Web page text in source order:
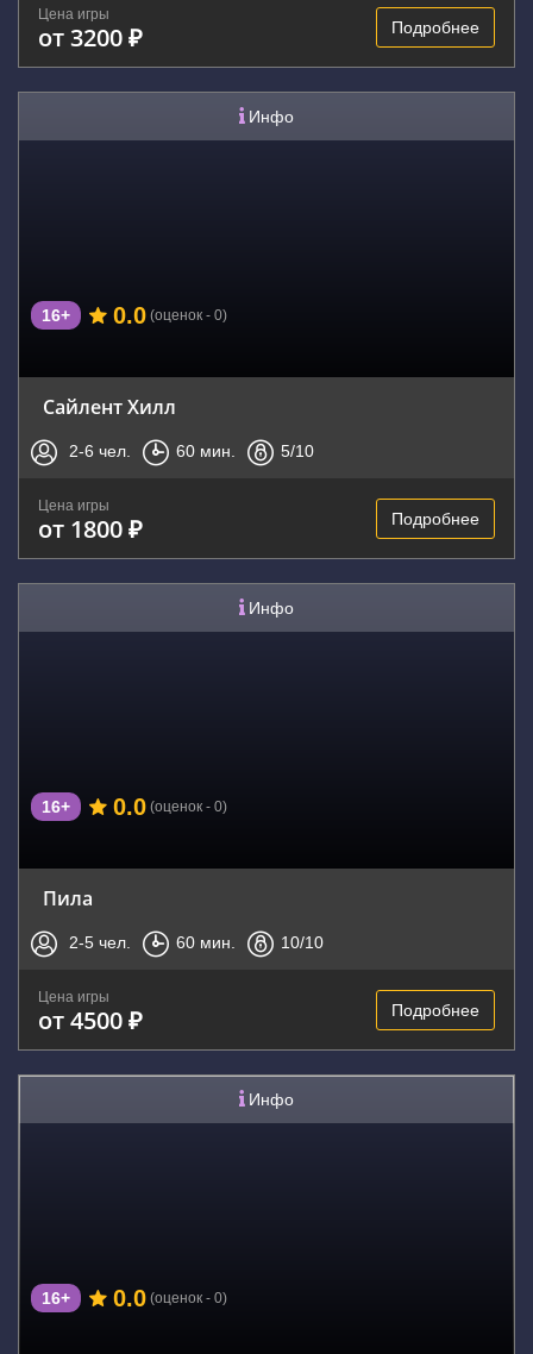
Цена игры
от 3200 ₽ Подробнее
Инфо
16+ 0.0 (оценок - 0)
Сайлент Хилл
2-6 чел. 60 мин. 5/10
Цена игры
от 1800 ₽ Подробнее
Инфо
16+ 0.0 (оценок - 0)
Пила
2-5 чел. 60 мин. 10/10
Цена игры
от 4500 ₽ Подробнее
Инфо
16+ 0.0 (оценок - 0)